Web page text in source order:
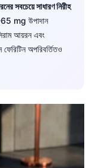
সবচেয়ে সাধারণ নিরীহ
mg উপাদান
আয়রন এবং
ফেরিটিন অপরিবর্তিতও